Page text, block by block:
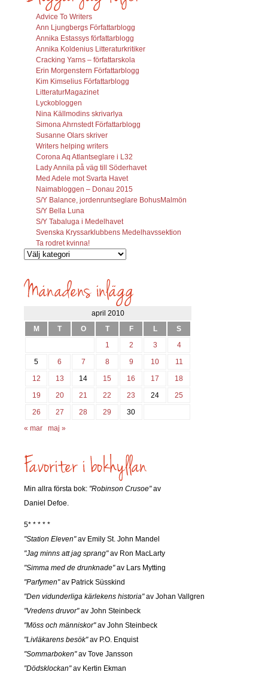
Advice To Writers
Ann Ljungbergs Författarblogg
Annika Estassys författarblogg
Annika Koldenius Litteraturkritiker
Cracking Yarns – författarskola
Erin Morgenstern Författarblogg
Kim Kimselius Författarblogg
LitteraturMagazinet
Lyckobloggen
Nina Källmodins skrivarlya
Simona Ahrnstedt Författarblogg
Susanne Olars skriver
Writers helping writers
Corona Aq Atlantseglare i L32
Lady Annila på väg till Söderhavet
Med Adele mot Svarta Havet
Naimabloggen – Donau 2015
S/Y Balance, jordenruntseglare BohusMalmön
S/Y Bella Luna
S/Y Tabaluga i Medelhavet
Svenska Kryssarklubbens Medelhavssektion
Ta rodret kvinna!
Vilka
söks?
april 2010
M
T O T F L
S
1
2 3
4
5
6 7 8 9 10
11
12
13 14 15 16 17
18
19
20 21 22 23 24
25
26
27 28 29
30
« mar
maj »
Min allra första bok: "Robinson Crusoe"av
Daniel Defoe.
5* * * * *
"Station Eleven"av Emily St. John Mandel
"Jag minns att jag sprang"av Ron MacLarty
"Simma med de drunknade"av Lars Mytting
"Parfymen"av Patrick Süsskind
"Den vidunderliga kärlekens historia"av Johan Vallgren
"Vredens druvor"av John Steinbeck
"Möss och människor"av John Steinbeck
"Livläkarens besök"av P.O. Enquist
"Sommarboken"av Tove Jansson
"Dödsklockan"av Kertin Ekman